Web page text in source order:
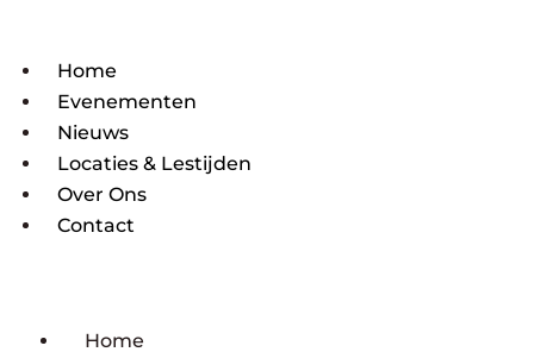
Home
Evenementen
Nieuws
Locaties & Lestijden
Over Ons
Contact
Home